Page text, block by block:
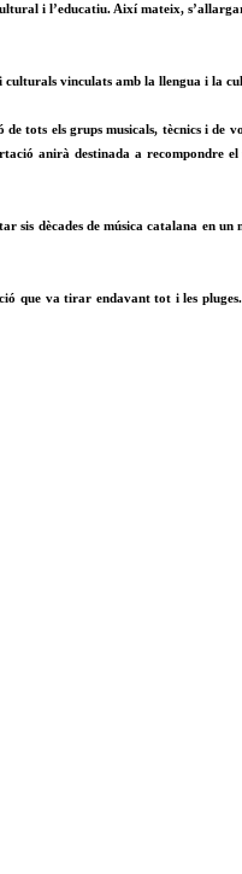
i l’educatiu. Així mateix,
culturals vinculats amb la llengua i la
tots els grups musicals, tècnics i de
anirà destinada a recompondre
sis dècades de música catalana en
que va tirar endavant tot i les